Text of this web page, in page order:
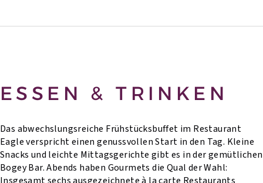
ESSEN & TRINKEN
Das abwechslungsreiche Frühstücksbuffet im Restaurant
Eagle verspricht einen genussvollen Start in den Tag. Kleine
Snacks und leichte Mittagsgerichte gibt es in der gemütlichen
Bogey Bar. Abends haben Gourmets die Qual der Wahl: